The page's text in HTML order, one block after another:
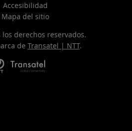
Accesibilidad
Mapa del sitio
derechos reservados.
de Transatel | NTT.